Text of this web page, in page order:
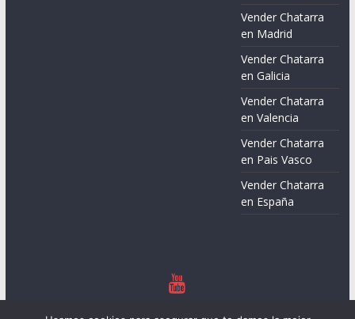
Vender Chatarra
en Madrid
Vender Chatarra
en Galicia
Vender Chatarra
en Valencia
Vender Chatarra
en Pais Vasco
Vender Chatarra
en España